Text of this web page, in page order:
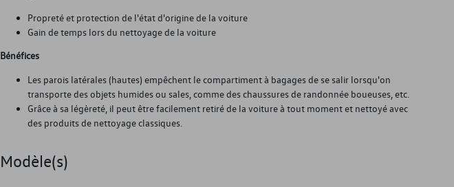
Propreté et protection de l'état d'origine de la voiture
Gain de temps lors du nettoyage de la voiture
Bénéfices
Les parois latérales (hautes) empêchent le compartiment à bagages de se salir lorsqu'on
transporte des objets humides ou sales, comme des chaussures de randonnée boueuses, etc.
Grâce à sa légèreté, il peut être facilement retiré de la voiture à tout moment et nettoyé avec
des produits de nettoyage classiques.
Modèle(s)